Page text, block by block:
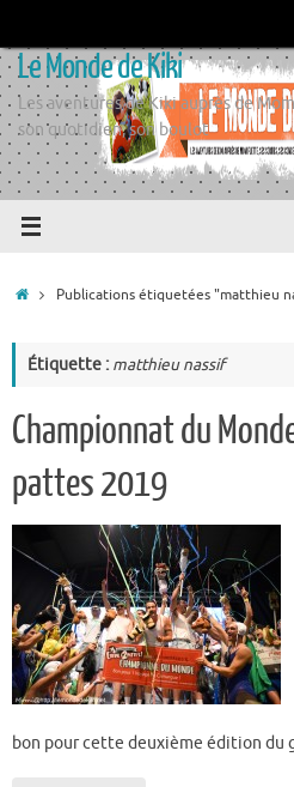
contenu
Le Monde de Kiki
Les aventures de Kiki auprès de
son quotidien, son boulot
AccueilPublications étiquetées "matthieu
Étiquette : matthieu nassif
Championnat du
pattes 2019
bon pour cette deuxième édition du